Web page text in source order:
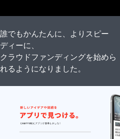
誰でもかんたんに、よりスピー
ディーに、
クラウドファンディングを始めら
れるようになりました。